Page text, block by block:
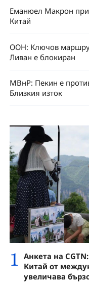
Еманюел Макрон
Китай
ООН: Ключов
Ливан е блокиран
МВнР: Пекин е
Близкия изток
1
Анкета на
Китай от
увеличава